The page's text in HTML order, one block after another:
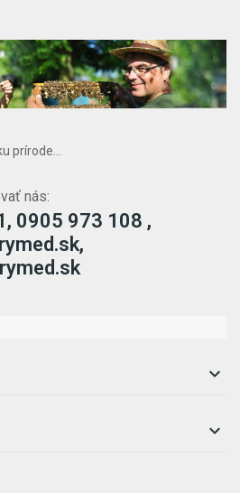
prírode...
nás:
0905 973 108 ,

